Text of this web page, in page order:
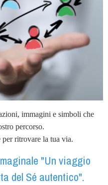
immagini e simboli che
percorso.
per ritrovare la tua via.
"Un viaggio
del Sé autentico".